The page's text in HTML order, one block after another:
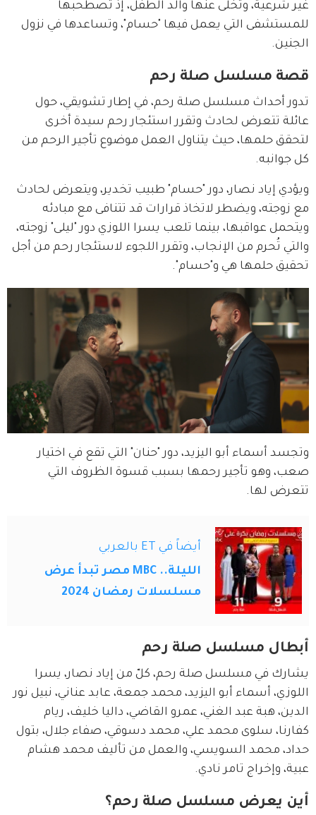
غير شرعية، وتخلى عنها والد الطفل، إذ تصطحبها
للمستشفى التي يعمل فيها "حسام"، وتساعدها في نزول
الجنين.
قصة مسلسل صلة رحم
تدور أحداث مسلسل صلة رحم، في إطار تشويقي، حول
عائلة تتعرض لحادث وتقرر استئجار رحم سيدة أخرى
لتحقق حلمها، حيث يتناول العمل موضوع تأجير الرحم من
كل جوانبه.
ويؤدي إياد نصار، دور "حسام" طبيب تخدير، ويتعرض لحادث
مع زوجته، ويضطر لاتخاذ قرارات قد تتنافى مع مبادئه
ويتحمل عواقبها، بينما تلعب يسرا اللوزي دور "ليلى" زوجته،
والتي تُحرم من الإنجاب، وتقرر اللجوء لاستئجار رحم من أجل
تحقيق حلمها هي و"حسام".
وتجسد أسماء أبو اليزيد، دور "حنان" التي تقع في اختيار
صعب، وهو تأجير رحمها بسبب قسوة الظروف التي
تتعرض لها.
أيضاً في ET بالعربي
الليلة.. MBC مصر تبدأ عرض
مسلسلات رمضان 2024
أبطال مسلسل صلة رحم
يشارك في مسلسل صلة رحم، كلّ من إياد نصار، يسرا
اللوزي، أسماء أبو اليزيد، محمد جمعة، عابد عناني، نبيل نور
الدين، هبة عبد الغني، عمرو القاضي، داليا خليف، ريام
كفارنا، سلوى محمد علي، محمد دسوقي، صفاء جلال، بتول
حداد، محمد السويسي، والعمل من تأليف محمد هشام
عبية، وإخراج تامر نادي.
أين يعرض مسلسل صلة رحم؟